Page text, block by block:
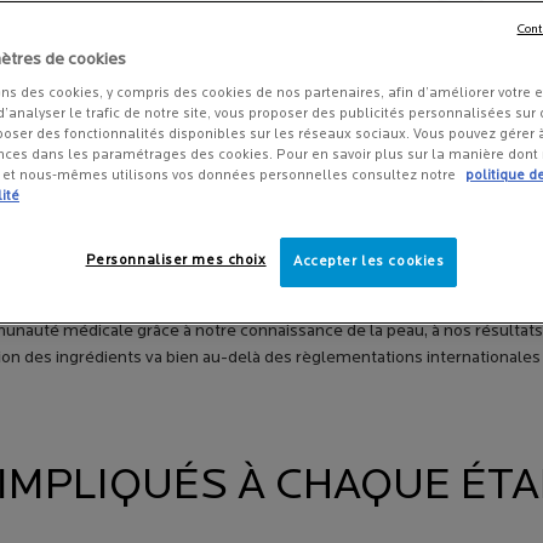
D’ÊTRE LA MARQUE RECOMMANDÉE PAR
ET FRAGILES.
médicale grâce à notre connaissance de la peau, à nos
des ingrédients va bien au-delà des règlementations
À CHAQUE
de cookies
des cookies, y compris des cookies de nos partenaires, afin d’améliorer votre
le trafic de notre site, vous proposer des publicités personnalisées sur
des fonctionnalités disponibles sur les réseaux sociaux. Vous pouvez gérer
dans les paramétrages des cookies. Pour en savoir plus sur la manière dont
nous-mêmes utilisons vos données personnelles consultez notre
politique
Accepter les cookies
Personnaliser mes choix